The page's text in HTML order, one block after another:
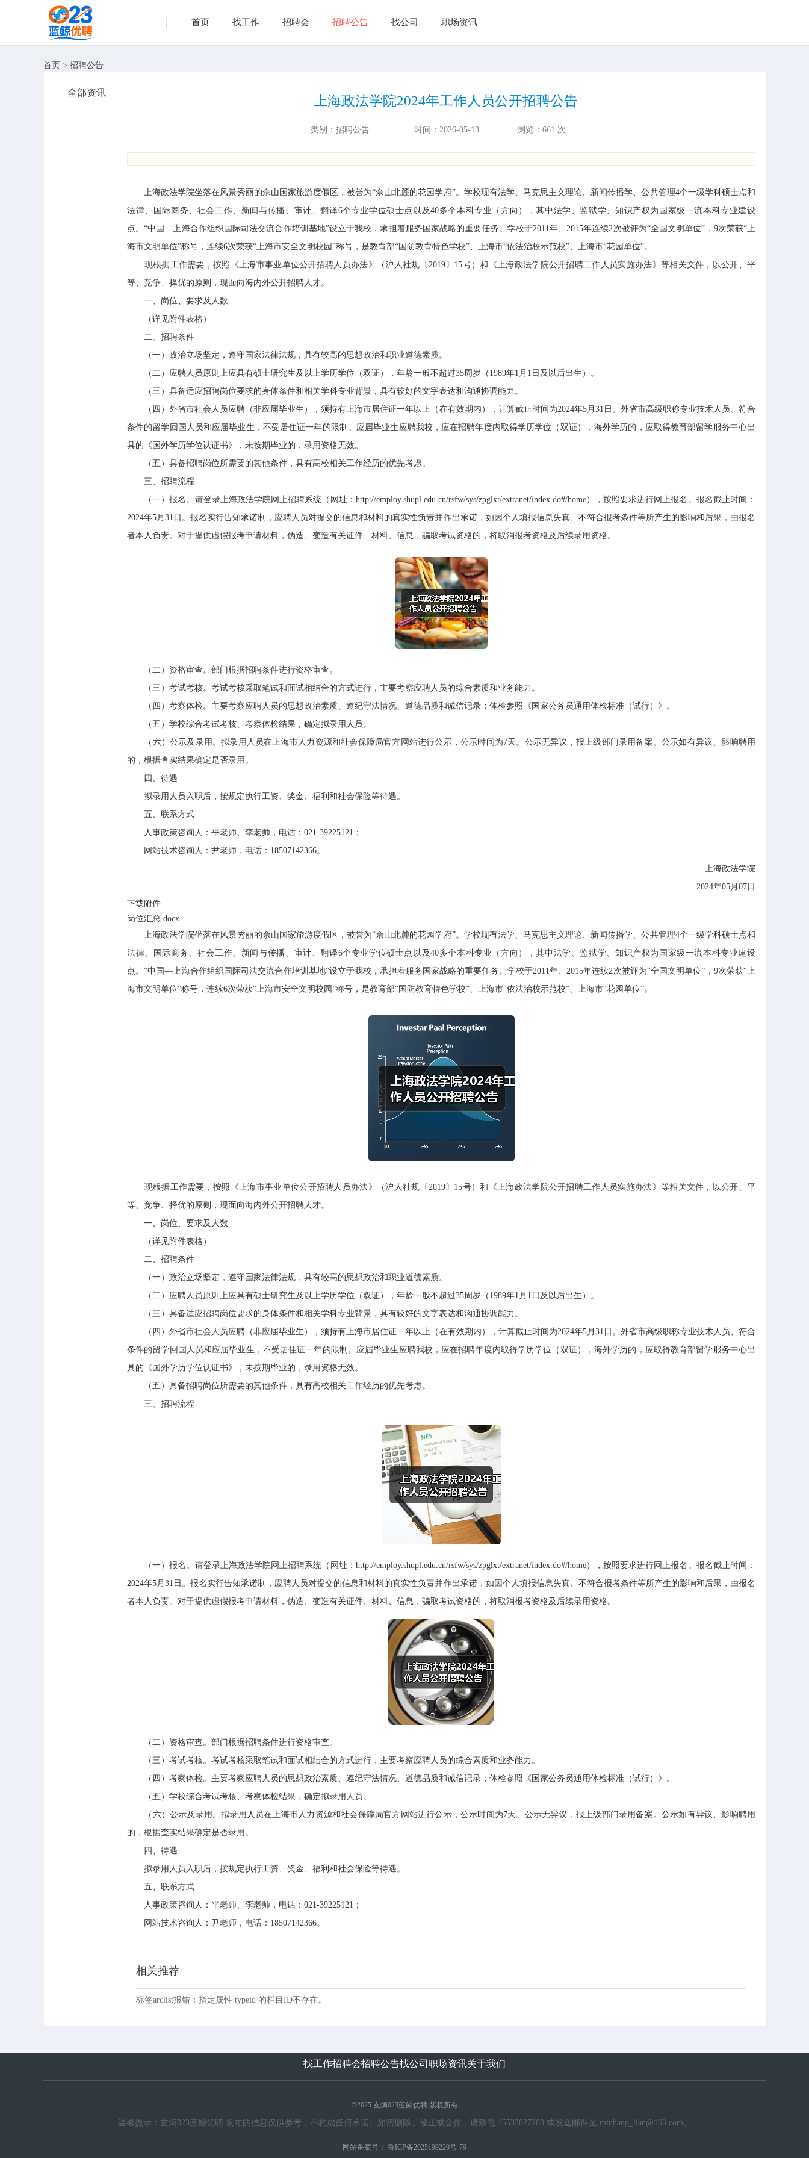
首页 找工作 招聘会 招聘公告 找公司 职场资讯
首页 > 招聘公告
全部资讯
上海政法学院2024年工作人员公开招聘公告
类别：招聘公告 时间： 2026-05-13 浏览：661 次
上海政法学院坐落在风景秀丽的佘山国家旅游度假区，被誉为“佘山北麓的花园学府”。学校现有法学、马克思主义理论、新闻传播学、公共管理4个一级学科硕士点和
法律、国际商务、社会工作、新闻与传播、审计、翻译6个专业学位硕士点以及40多个本科专业（方向），其中法学、监狱学、知识产权为国家级一流本科专业建设
点。“中国—上海合作组织国际司法交流合作培训基地”设立于我校，承担着服务国家战略的重要任务。学校于2011年、2015年连续2次被评为“全国文明单位”，9次荣获“上
海市文明单位”称号，连续6次荣获“上海市安全文明校园”称号，是教育部“国防教育特色学校”、上海市“依法治校示范校”、上海市“花园单位”。
现根据工作需要，按照《上海市事业单位公开招聘人员办法》（沪人社规〔2019〕15号）和《上海政法学院公开招聘工作人员实施办法》等相关文件，以公开、平
等、竞争、择优的原则，现面向海内外公开招聘人才。
一、岗位、要求及人数
（详见附件表格）
二、招聘条件
（一）政治立场坚定，遵守国家法律法规，具有较高的思想政治和职业道德素质。
（二）应聘人员原则上应具有硕士研究生及以上学历学位（双证），年龄一般不超过35周岁（1989年1月1日及以后出生）。
（三）具备适应招聘岗位要求的身体条件和相关学科专业背景，具有较好的文字表达和沟通协调能力。
（四）外省市社会人员应聘（非应届毕业生），须持有上海市居住证一年以上（在有效期内），计算截止时间为2024年5月31日。外省市高级职称专业技术人员、符合
条件的留学回国人员和应届毕业生，不受居住证一年的限制。应届毕业生应聘我校，应在招聘年度内取得学历学位（双证），海外学历的，应取得教育部留学服务中心出
具的《国外学历学位认证书》，未按期毕业的，录用资格无效。
（五）具备招聘岗位所需要的其他条件，具有高校相关工作经历的优先考虑。
三、招聘流程
（一）报名。请登录上海政法学院网上招聘系统（网址：http://employ.shupl.edu.cn/rsfw/sys/zpglxt/extranet/index.do#/home），按照要求进行网上报名。报名截止时间：
2024年5月31日。报名实行告知承诺制，应聘人员对提交的信息和材料的真实性负责并作出承诺，如因个人填报信息失真、不符合报考条件等所产生的影响和后果，由报名
者本人负责。对于提供虚假报考申请材料，伪造、变造有关证件、材料、信息，骗取考试资格的，将取消报考资格及后续录用资格。
（二）资格审查。部门根据招聘条件进行资格审查。
（三）考试考核。考试考核采取笔试和面试相结合的方式进行，主要考察应聘人员的综合素质和业务能力。
（四）考察体检。主要考察应聘人员的思想政治素质、遵纪守法情况、道德品质和诚信记录；体检参照《国家公务员通用体检标准（试行）》。
（五）学校综合考试考核、考察体检结果，确定拟录用人员。
（六）公示及录用。拟录用人员在上海市人力资源和社会保障局官方网站进行公示，公示时间为7天。公示无异议，报上级部门录用备案。公示如有异议、影响聘用
的，根据查实结果确定是否录用。
四、待遇
拟录用人员入职后，按规定执行工资、奖金、福利和社会保险等待遇。
五、联系方式
人事政策咨询人：平老师、李老师，电话：021-39225121；
网站技术咨询人：尹老师，电话：18507142366。
上海政法学院
2024年05月07日
下载附件
岗位汇总.docx
上海政法学院坐落在风景秀丽的佘山国家旅游度假区，被誉为“佘山北麓的花园学府”。学校现有法学、马克思主义理论、新闻传播学、公共管理4个一级学科硕士点和
法律、国际商务、社会工作、新闻与传播、审计、翻译6个专业学位硕士点以及40多个本科专业（方向），其中法学、监狱学、知识产权为国家级一流本科专业建设
点。“中国—上海合作组织国际司法交流合作培训基地”设立于我校，承担着服务国家战略的重要任务。学校于2011年、2015年连续2次被评为“全国文明单位”，9次荣获“上
海市文明单位”称号，连续6次荣获“上海市安全文明校园”称号，是教育部“国防教育特色学校”、上海市“依法治校示范校”、上海市“花园单位”。
现根据工作需要，按照《上海市事业单位公开招聘人员办法》（沪人社规〔2019〕15号）和《上海政法学院公开招聘工作人员实施办法》等相关文件，以公开、平
等、竞争、择优的原则，现面向海内外公开招聘人才。
一、岗位、要求及人数
（详见附件表格）
二、招聘条件
（一）政治立场坚定，遵守国家法律法规，具有较高的思想政治和职业道德素质。
（二）应聘人员原则上应具有硕士研究生及以上学历学位（双证），年龄一般不超过35周岁（1989年1月1日及以后出生）。
（三）具备适应招聘岗位要求的身体条件和相关学科专业背景，具有较好的文字表达和沟通协调能力。
（四）外省市社会人员应聘（非应届毕业生），须持有上海市居住证一年以上（在有效期内），计算截止时间为2024年5月31日。外省市高级职称专业技术人员、符合
条件的留学回国人员和应届毕业生，不受居住证一年的限制。应届毕业生应聘我校，应在招聘年度内取得学历学位（双证），海外学历的，应取得教育部留学服务中心出
具的《国外学历学位认证书》，未按期毕业的，录用资格无效。
（五）具备招聘岗位所需要的其他条件，具有高校相关工作经历的优先考虑。
三、招聘流程
（一）报名。请登录上海政法学院网上招聘系统（网址：http://employ.shupl.edu.cn/rsfw/sys/zpglxt/extranet/index.do#/home），按照要求进行网上报名。报名截止时间：
2024年5月31日。报名实行告知承诺制，应聘人员对提交的信息和材料的真实性负责并作出承诺，如因个人填报信息失真、不符合报考条件等所产生的影响和后果，由报名
者本人负责。对于提供虚假报考申请材料，伪造、变造有关证件、材料、信息，骗取考试资格的，将取消报考资格及后续录用资格。
（二）资格审查。部门根据招聘条件进行资格审查。
（三）考试考核。考试考核采取笔试和面试相结合的方式进行，主要考察应聘人员的综合素质和业务能力。
（四）考察体检。主要考察应聘人员的思想政治素质、遵纪守法情况、道德品质和诚信记录；体检参照《国家公务员通用体检标准（试行）》。
（五）学校综合考试考核、考察体检结果，确定拟录用人员。
（六）公示及录用。拟录用人员在上海市人力资源和社会保障局官方网站进行公示，公示时间为7天。公示无异议，报上级部门录用备案。公示如有异议、影响聘用
的，根据查实结果确定是否录用。
四、待遇
拟录用人员入职后，按规定执行工资、奖金、福利和社会保险等待遇。
五、联系方式
人事政策咨询人：平老师、李老师，电话：021-39225121；
网站技术咨询人：尹老师，电话：18507142366。
相关推荐
标签arclist报错：指定属性 typeid 的栏目ID不存在。
找工作招聘会招聘公告找公司 职场资讯关于我们
©2025 玄熵023蓝鲸优聘 版权所有
温馨提示：玄熵023蓝鲸优聘 发布的信息仅供参考，不构成任何承诺。如需删除、修正或合作，请致电 15533027283 或发送邮件至 minhang_lian@163.com。
网站备案号： 鲁ICP备2025199220号-79